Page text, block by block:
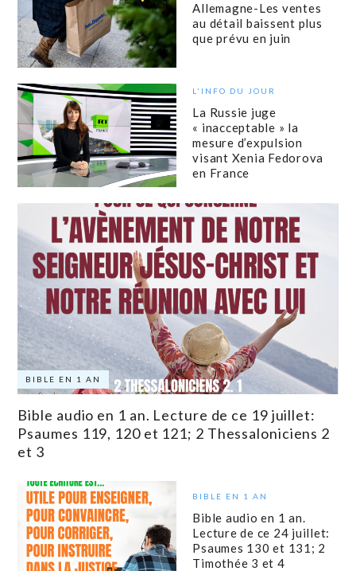
Allemagne-Les ventes
au détail baissent plus
que prévu en juin
L'INFO DU JOUR
La Russie juge
« inacceptable » la
mesure d’expulsion
visant Xenia Fedorova
en France
BIBLE EN 1 AN
Bible audio en 1 an. Lecture de ce 19 juillet:
Psaumes 119, 120 et 121; 2 Thessaloniciens 2
et 3
BIBLE EN 1 AN
Bible audio en 1 an.
Lecture de ce 24 juillet:
Psaumes 130 et 131; 2
Timothée 3 et 4